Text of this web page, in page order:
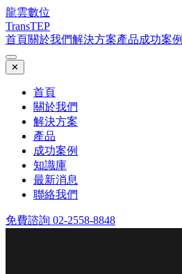
龍雲數位
TransTEP
首頁關於我們解決方案產品成功案例
✕
首頁
關於我們
解決方案
產品
成功案例
知識庫
最新消息
聯絡我們
免費諮詢 02-2558-8848